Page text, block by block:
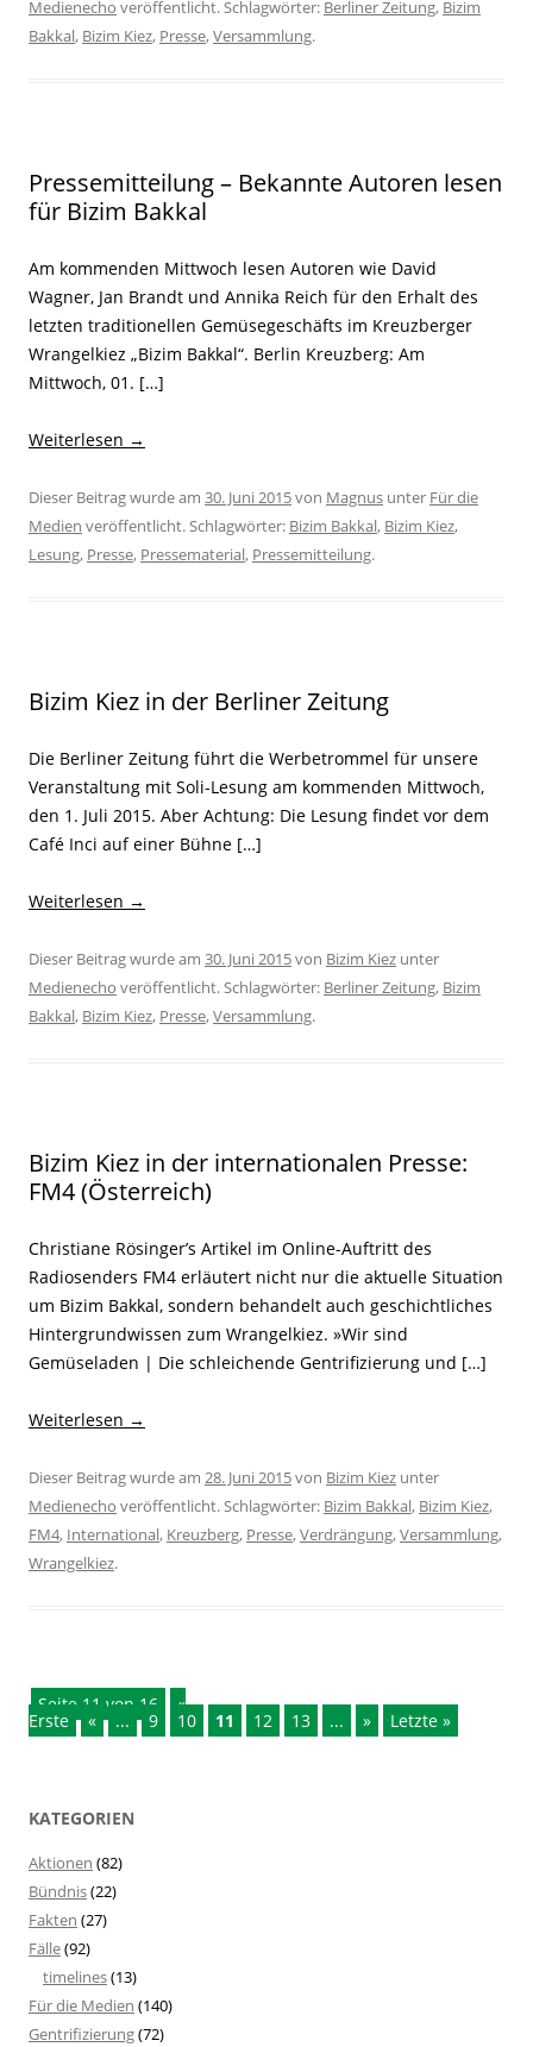
Medienecho veröffentlicht. Schlagwörter: Berliner Zeitung, Bizim
Bakkal, Bizim Kiez, Presse,Versammlung.
Pressemitteilung – Bekannte Autoren lesen
für Bizim Bakkal
Am kommenden Mittwoch lesen Autoren wie David
Wagner, Jan Brandt und Annika Reich für den Erhalt des
letzten traditionellen Gemüsegeschäfts im Kreuzberger
Wrangelkiez „Bizim Bakkal“. Berlin Kreuzberg: Am
Mittwoch, 01. […]
Weiterlesen →
Dieser Beitrag wurde am 30. Juni 2015von Magnus unter Für die
Medien veröffentlicht. Schlagwörter: Bizim Bakkal, Bizim Kiez,
Lesung, Presse, Pressematerial, Pressemitteilung.
Bizim Kiez in der Berliner Zeitung
Die Berliner Zeitung führt die Werbetrommel für unsere
Veranstaltung mit Soli-Lesung am kommenden Mittwoch,
den 1. Juli 2015. Aber Achtung: Die Lesung findet vor dem
Café Inci auf einer Bühne […]
Weiterlesen →
Dieser Beitrag wurde am 30. Juni 2015von Bizim Kiez unter
Medienecho veröffentlicht. Schlagwörter: Berliner Zeitung, Bizim
Bakkal, Bizim Kiez, Presse,Versammlung.
Bizim Kiez in der internationalen Presse:
FM4 (Österreich)
Christiane Rösinger’s Artikel im Online-Auftritt des
Radiosenders FM4 erläutert nicht nur die aktuelle Situation
um Bizim Bakkal, sondern behandelt auch geschichtliches
Hintergrundwissen zum Wrangelkiez. »Wir sind
Gemüseladen | Die schleichende Gentrifizierung und […]
Weiterlesen →
Dieser Beitrag wurde am 28. Juni 2015von Bizim Kiez unter
Medienecho veröffentlicht. Schlagwörter: Bizim Bakkal, Bizim Kiez,
FM4, International, Kreuzberg, Presse,Verdrängung,Versammlung,
Wrangelkiez.
Seite 11 von 16 «
Erste « ... 9 10 11 12 13 ... » Letzte »
KATEGORIEN
Aktionen (82)
Bündnis(22)
Fakten (27)
Fälle(92)
timelines(13)
Für die Medien (140)
Gentrifizierung(72)